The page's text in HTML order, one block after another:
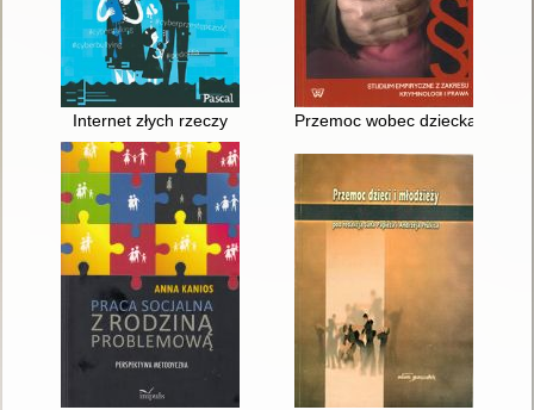
Internet złych rzeczy Przemoc wobec dziecka w